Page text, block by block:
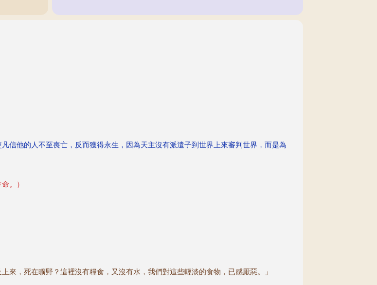
信他的人不至喪亡，反而獲得永生，因為天主沒有派遣子到世界上來審判世界，而是為
。）
來，死在曠野？這裡沒有糧食，又沒有水，我們對這些輕淡的食物，已感厭惡。」